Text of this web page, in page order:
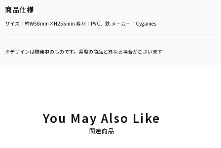
商品仕様
サイズ：約W58mm×H255mm 素材：PVC、鉄 メーカー：Cygames
※デザインは開発中のものです。実際の商品と異なる場合がございます
関連商品
You May Also Like